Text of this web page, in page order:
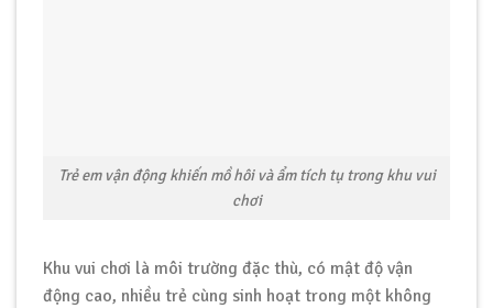
Trẻ em vận động khiến mồ hôi và ẩm tích tụ trong khu vui
chơi
Khu vui chơi là môi trường đặc thù, có mật độ vận
động cao, nhiều trẻ cùng sinh hoạt trong một không